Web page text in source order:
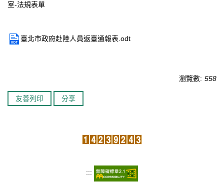
網站管理
家長專區
室-法規表單
臺北市政府赴陸人員返臺通報表.odt
瀏覽數: 558
友善列印 分享
:::